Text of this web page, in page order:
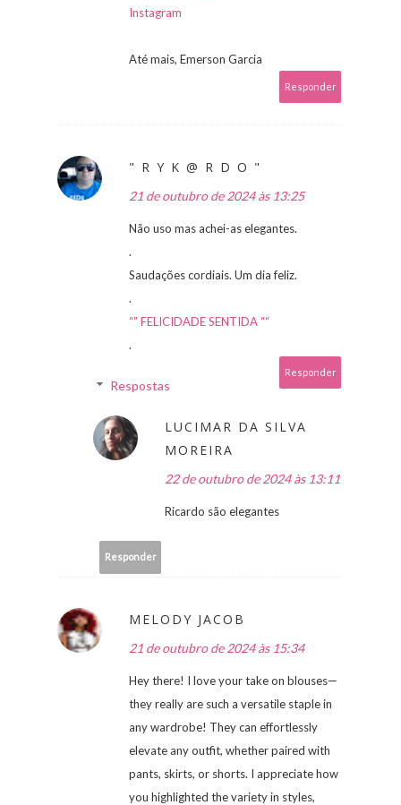
Instagram
Até mais, Emerson Garcia
Responder
" R Y K @ R D O "
21 de outubro de 2024 às 13:25
Não uso mas achei-as elegantes.
.
Saudações cordiais. Um dia feliz.
.
“” FELICIDADE SENTIDA ““
.
Responder
Respostas
LUCIMAR DA SILVA
MOREIRA
22 de outubro de 2024 às 13:11
Ricardo são elegantes
Responder
MELODY JACOB
21 de outubro de 2024 às 15:34
Hey there! I love your take on blouses—
they really are such a versatile staple in
any wardrobe! They can effortlessly
elevate any outfit, whether paired with
pants, skirts, or shorts. I appreciate how
you highlighted the variety in styles,